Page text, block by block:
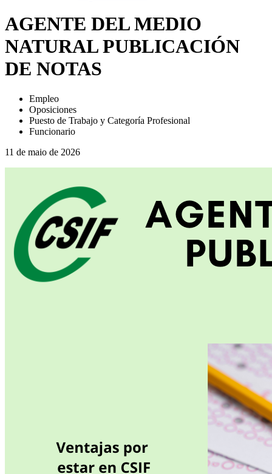
AGENTE DEL MEDIO
NATURAL PUBLICACIÓN
DE NOTAS
Empleo
Oposiciones
Puesto de Trabajo y Categoría Profesional
Funcionario
11 de maio de 2026